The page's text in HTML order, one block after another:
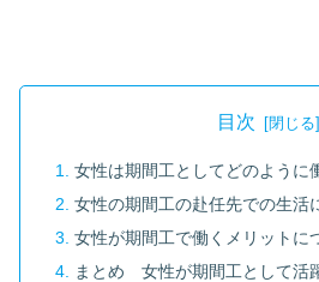
目次
女性は期間工としてどのように
女性の期間工の赴任先での生活
女性が期間工で働くメリットに
まとめ 女性が期間工として活